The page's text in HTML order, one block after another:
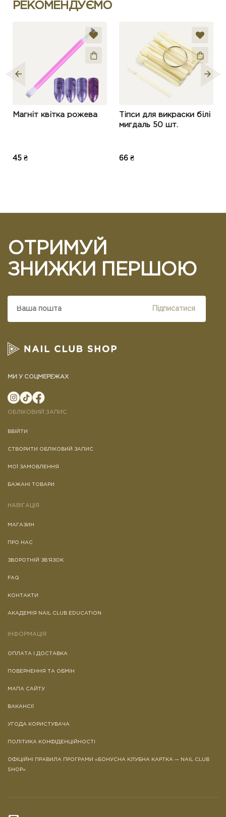
РЕКОМЕНДУЄМО
Магніт квітка рожева
45 ₴
Тіпси для викраски білі
мигдаль 50 шт.
66 ₴
ОТРИМУЙ
ЗНИЖКИ ПЕРШОЮ
Підписатися
МИ У СОЦМЕРЕЖАХ
ОБЛІКОВИЙ ЗАПИС
ВВІЙТИ
СТВОРИТИ ОБЛІКОВИЙ ЗАПИС
МОЇ ЗАМОВЛЕННЯ
БАЖАНІ ТОВАРИ
НАВІГАЦІЯ
МАГАЗИН
ПРО НАС
ЗВОРОТНІЙ ЗВ’ЯЗОК
FAQ
КОНТАКТИ
АКАДЕМІЯ NAIL CLUB EDUCATION
ІНФОРМАЦІЯ
ОПЛАТА І ДОСТАВКА
ПОВЕРНЕННЯ ТА ОБМІН
МАПА САЙТУ
ВАКАНСІЇ
УГОДА КОРИСТУВАЧА
ПОЛІТИКА КОНФІДЕНЦІЙНОСТІ
ОФІЦІЙНІ ПРАВИЛА ПРОГРАМИ «БОНУСНА КЛУБНА КАРТКА — NAIL CLUB
SHOP»